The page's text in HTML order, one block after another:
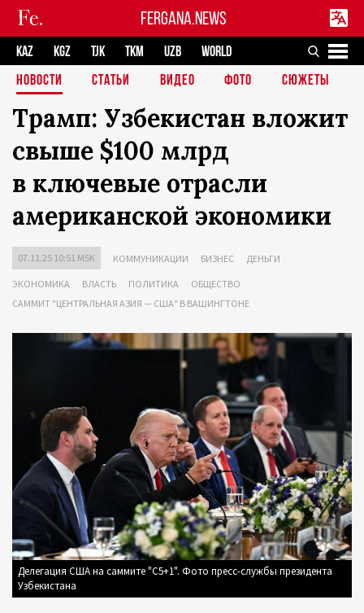
FERGANA.NEWS
KAZ KGZ TJK TKM UZB
WORLD
НОВОСТИ
СТАТЬИ ВИДЕО ФОТО СЮЖЕТЫ
Трамп: Узбекистан вложит
свыше $100 млрд
в ключевые отрасли
американской экономики
07.11.25 10:51 MSK КОММУНИКАЦИИ БИЗНЕС ДЕНЬГИ
ЭКОНОМИКА ВЛАСТЬ ПОЛИТИКА
ОБЩЕСТВО
САММИТ "ЦЕНТРАЛЬНАЯ АЗИЯ — США" В ВАШИНГТОНЕ
Делегация США на саммите "С5+1". Фото пресс-службы президента
Узбекистана